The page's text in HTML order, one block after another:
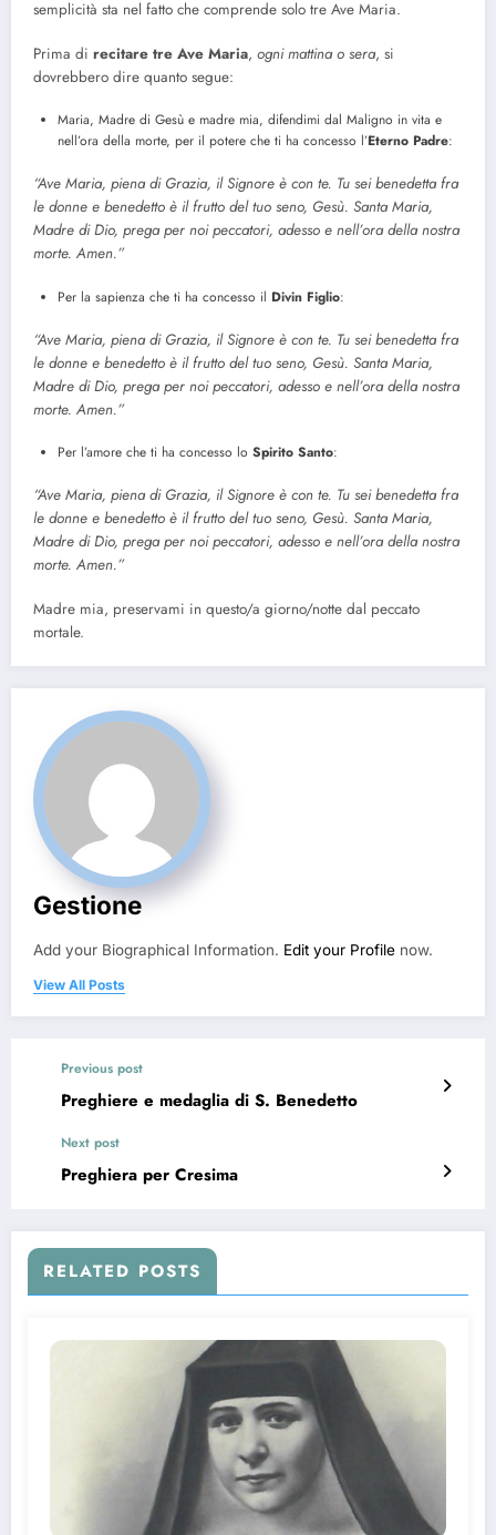
semplicità sta nel fatto che comprende solo tre Ave Maria.
Prima di recitare tre Ave Maria, ogni mattina o sera, si
dovrebbero dire quanto segue:
Maria, Madre di Gesù e madre mia, difendimi dal Maligno in vita e
nell’ora della morte, per il potere che ti ha concesso l’Eterno Padre:
“Ave Maria, piena di Grazia, il Signore è con te. Tu sei benedetta fra
le donne e benedetto è il frutto del tuo seno, Gesù. Santa Maria,
Madre di Dio, prega per noi peccatori, adesso e nell’ora della nostra
morte. Amen.”
Per la sapienza che ti ha concesso il Divin Figlio:
“Ave Maria, piena di Grazia, il Signore è con te. Tu sei benedetta fra
le donne e benedetto è il frutto del tuo seno, Gesù. Santa Maria,
Madre di Dio, prega per noi peccatori, adesso e nell’ora della nostra
morte. Amen.”
Per l’amore che ti ha concesso lo Spirito Santo:
“Ave Maria, piena di Grazia, il Signore è con te. Tu sei benedetta fra
le donne e benedetto è il frutto del tuo seno, Gesù. Santa Maria,
Madre di Dio, prega per noi peccatori, adesso e nell’ora della nostra
morte. Amen.”
Madre mia, preservami in questo/a giorno/notte dal peccato
mortale.
Gestione
Add your Biographical Information. Edit your Profile now.
View All Posts
Previous post
Preghiere e medaglia di S. Benedetto
Next post
Preghiera per Cresima
RELATED POSTS